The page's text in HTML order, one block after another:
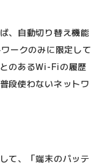
、自動切り替え機能
ークのみに限定して
のあるWi-Fiの履歴
段使わないネットワ
て、「端末のバッテ